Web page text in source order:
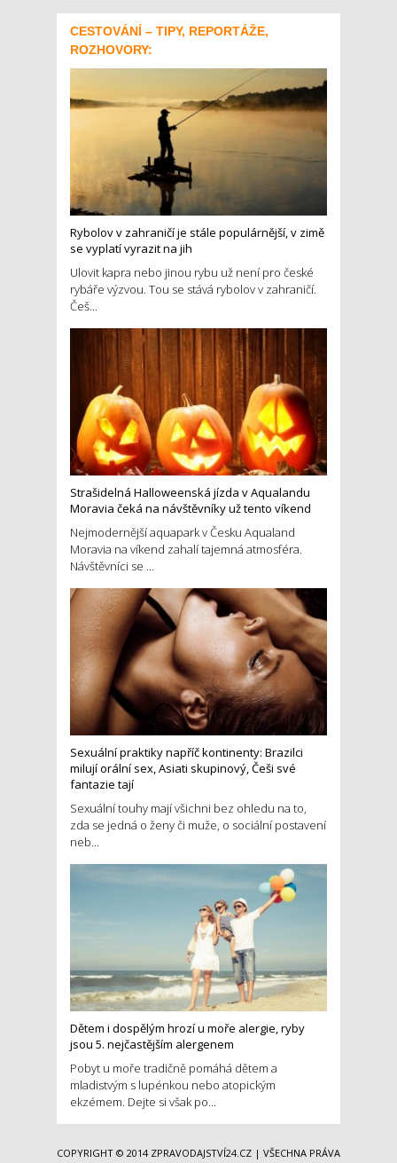
CESTOVÁNÍ – TIPY, REPORTÁŽE,
ROZHOVORY:
Rybolov v zahraničí je stále populárnější, v zimě
se vyplatí vyrazit na jih
Ulovit kapra nebo jinou rybu už není pro české
rybáře výzvou. Tou se stává rybolov v zahraničí.
Češ...
Strašidelná Halloweenská jízda v Aqualandu
Moravia čeká na návštěvníky už tento víkend
Nejmodernější aquapark v Česku Aqualand
Moravia na víkend zahalí tajemná atmosféra.
Návštěvníci se ...
Sexuální praktiky napříč kontinenty: Brazilci
milují orální sex, Asiati skupinový, Češi své
fantazie tají
Sexuální touhy mají všichni bez ohledu na to,
zda se jedná o ženy či muže, o sociální postavení
neb...
Dětem i dospělým hrozí u moře alergie, ryby
jsou 5. nejčastějším alergenem
Pobyt u moře tradičně pomáhá dětem a
mladistvým s lupénkou nebo atopickým
ekzémem. Dejte si však po...
COPYRIGHT © 2014 ZPRAVODAJSTVÍ24.CZ | VŠECHNA PRÁVA